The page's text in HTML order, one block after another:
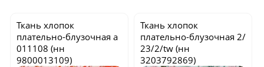
Ткань хлопок
плательно-блузочнаяa
011108 (нн
9800013109)
Ткань хлопок
плательно-блузочная2/
23/2/tw (нн
3203792869)